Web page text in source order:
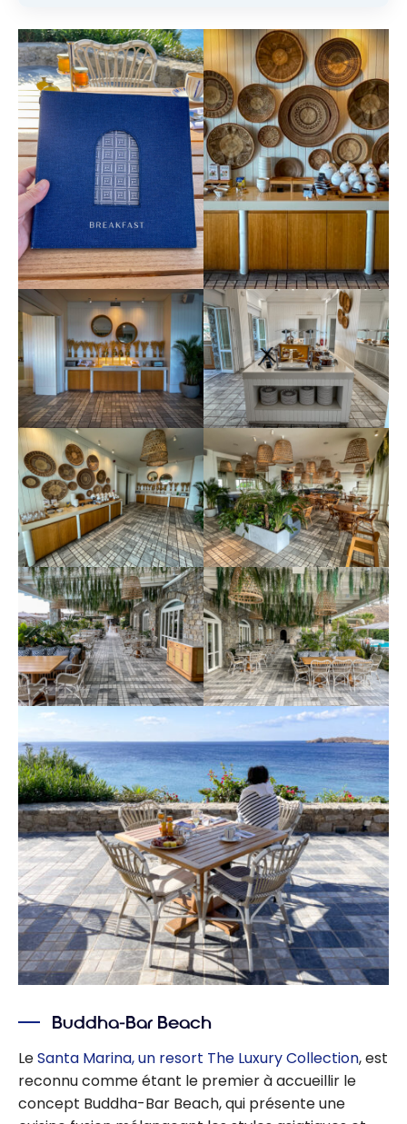
Buddha-Bar Beach
LeSanta Marina, un resort The Luxury Collection, est
reconnu comme étant le premier à accueillir le
concept Buddha-Bar Beach, qui présente une